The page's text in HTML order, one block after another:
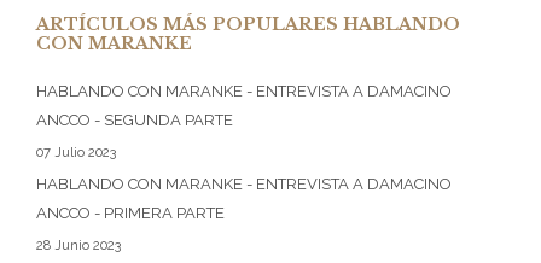
ARTÍCULOS MÁS POPULARES HABLANDO
CON MARANKE
HABLANDO CON MARANKE - ENTREVISTA A DAMACINO
ANCCO - SEGUNDA PARTE
07 Julio 2023
HABLANDO CON MARANKE - ENTREVISTA A DAMACINO
ANCCO - PRIMERA PARTE
28 Junio 2023